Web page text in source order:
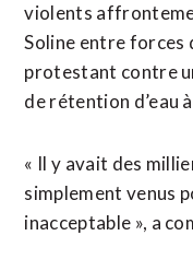
violents
Soline entre forces
protestant contre
de rétention d’eau
« Il y avait des
simplement venus
inacceptable », a